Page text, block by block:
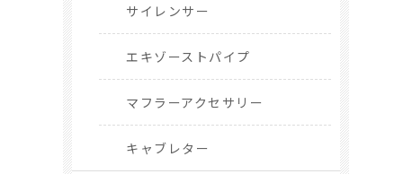
サイレンサー
エキゾーストパイプ
マフラーアクセサリー
キャブレター